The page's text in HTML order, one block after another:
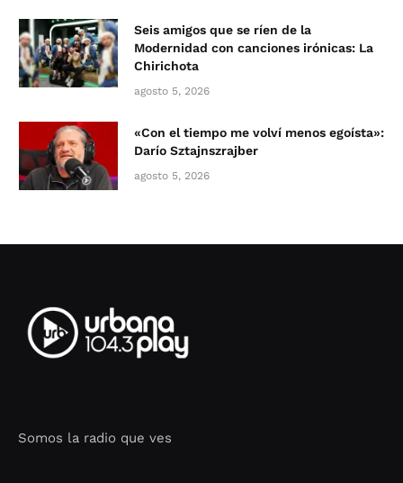
Seis amigos que se ríen de la
Modernidad con canciones irónicas: La
Chirichota
agosto 5, 2026
«Con el tiempo me volví menos egoísta»:
Darío Sztajnszrajber
agosto 5, 2026
Somos la radio que ves